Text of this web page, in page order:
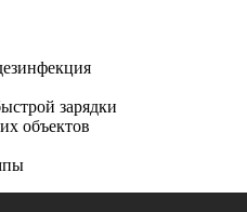
зарядки
объектов